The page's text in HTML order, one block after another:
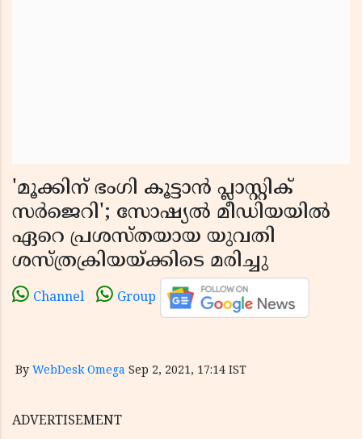
'മൂക്കിന് ഭംഗി കൂട്ടാന്‍ പ്ലാസ്റ്റിക്
സര്‍ജെറി'; സോഷ്യല്‍ മീഡിയയില്‍
ഏറെ പ്രശസ്തയായ യുവതി
ശസ്ത്രക്രിയയ്ക്കിടെ മരിച്ചു
Channel Group
By WebDesk Omega Sep 2, 2021, 17:14 IST
ADVERTISEMENT